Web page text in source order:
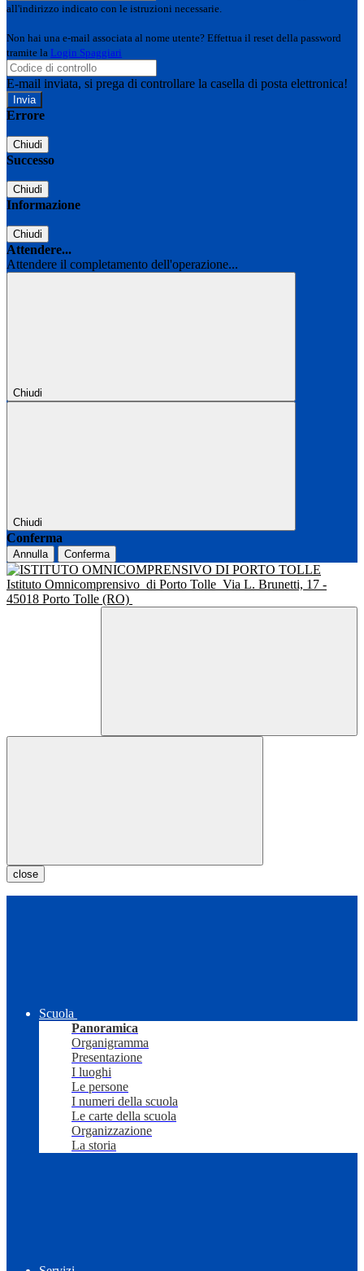
all'indirizzo indicato con le istruzioni necessarie.
Non hai una e-mail associata al nome utente? Effettua il reset della password
tramite la Login Spaggiari
E-mail inviata, si prega di controllare la casella di posta elettronica!
Errore
Chiudi
Successo
Chiudi
Informazione
Chiudi
Attendere...
Attendere il completamento dell'operazione...
Chiudi
Chiudi
Conferma
Annulla Conferma
Istituto Omnicomprensivo di Porto Tolle Via L. Brunetti, 17 -
45018 Porto Tolle (RO)
close
Scuola
Panoramica
Organigramma
Presentazione
I luoghi
Le persone
I numeri della scuola
Le carte della scuola
Organizzazione
La storia